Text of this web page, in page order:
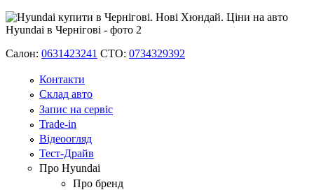
Салон: 0631423241 СТО: 0734329392
Контакти
Склад авто
Запис на сервіс
Trade-in
Відеоогляд
Тест-Драйв
Про Hyundai
Про бренд